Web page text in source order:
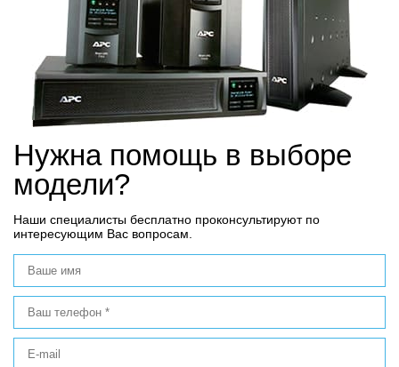
Нужна помощь в выборе
модели?
Наши специалисты бесплатно проконсультируют по
интересующим Вас вопросам.